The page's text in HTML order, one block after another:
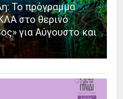
Το πρόγραμμα
στο θερινό
για Αύγουστο και